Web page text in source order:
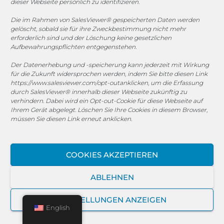
dieser Webseite persönlich zu identifizieren.
Die im Rahmen von SalesViewer® gespeicherten Daten werden
gelöscht, sobald sie für ihre Zweckbestimmung nicht mehr
erforderlich sind und der Löschung keine gesetzlichen
Aufbewahrungspflichten entgegenstehen.
Der Datenerhebung und -speicherung kann jederzeit mit Wirkung
für die Zukunft widersprochen werden, indem Sie bitte diesen Link
https://www.salesviewer.com/opt-outanklicken, um die Erfassung
durch SalesViewer® innerhalb dieser Webseite zukünftig zu
verhindern. Dabei wird ein Opt-out-Cookie für diese Webseite auf
Ihrem Gerät abgelegt. Löschen Sie Ihre Cookies in diesem Browser,
müssen Sie diesen Link erneut anklicken.
COOKIES AKZEPTIEREN
ABLEHNEN
EINSTELLUNGEN ANZEIGEN
außergewöhnliche Betriebsbedingungen
entstehen.
§ 9 Garantie
Wird dem Kunden über die gesetzlichen
Mängelansprüche hinaus eine Garantie gewährt, so
kann er vorbehaltlich einer anderweitigen
schriftlichen Zusage aus dieser Garantie keine
Ansprüche auf Rücktritt, Minderung oder
Schadensersatz herleiten, sondern nur Ansprüche
keinen Anspruch auf kostenlosen Austausch gegen
Neuware oder auf Ersatzgeräte für die Zeit der
Reparatur herleiten. Die Garantiefrist beginnt mit der
Übergabe der Ware an den Kunden und wird durch
die Nachbesserung weder gehemmt noch tritt ein
Neubeginn des Fristlaufes ein. Ohnehin
English